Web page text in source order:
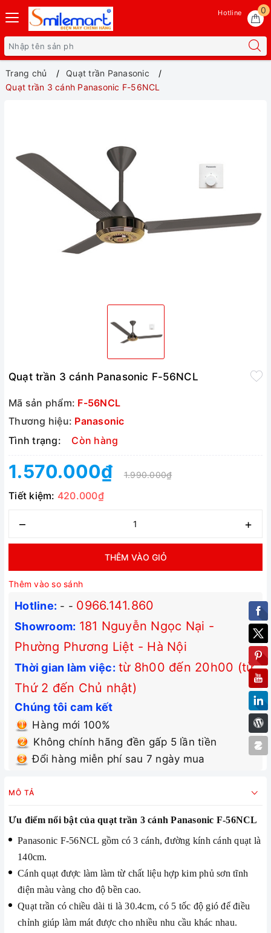
0
Hotline
Trang chủ
Quạt trần Panasonic
Quạt trần 3 cánh Panasonic F-56NCL
Quạt trần 3 cánh Panasonic F-56NCL
Mã sản phẩm: F-56NCL
Thương hiệu: Panasonic
Tình trạng:
Còn hàng
1.570.000₫ 1.990.000₫
Tiết kiệm: 420.000₫
– +
THÊM VÀO GIỎ
Thêm vào so sánh
Hotline: - - 0966.141.860
Showroom: 181 Nguyễn Ngọc Nại -
Phường Phương Liệt - Hà Nội
Thời gian làm việc: từ 8h00 đến 20h00 (từ
Thứ 2 đến Chủ nhật)
Chúng tôi cam kết
Hàng mới 100%
Không chính hãng đền gấp 5 lần tiền
Đổi hàng miễn phí sau 7 ngày mua
MÔ TẢ
Ưu điểm nổi bật của quạt trần 3 cánh Panasonic F-56NCL
Panasonic F-56NCL gồm có 3 cánh, đường kính cánh quạt là
140cm.
Cánh quạt được làm làm từ chất liệu hợp kim phủ sơn tĩnh
điện màu vàng cho độ bền cao.
Quạt trần có chiều dài ti là 30.4cm, có 5 tốc độ gió để điều
chỉnh giúp làm mát được cho nhiều nhu cầu khác nhau.